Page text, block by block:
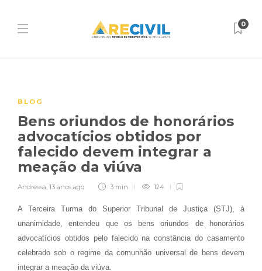
0
BLOG
Bens oriundos de honorários
advocatícios obtidos por
falecido devem integrar a
meação da viúva
Andressa, 13 anos ago 3 min 124
A Terceira Turma do Superior Tribunal de Justiça (STJ), à
unanimidade, entendeu que os bens oriundos de honorários
advocatícios obtidos pelo falecido na constância do casamento
celebrado sob o regime da comunhão universal de bens devem
integrar a meação da viúva.